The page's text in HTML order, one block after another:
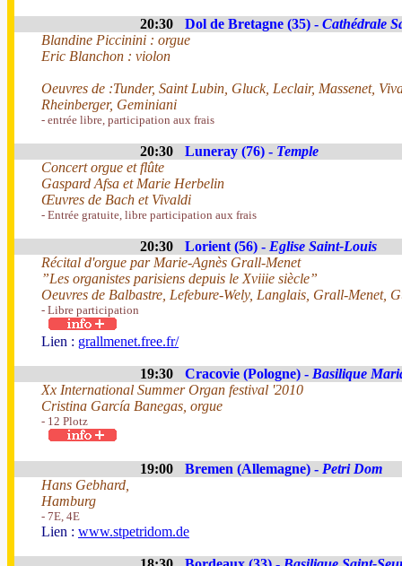
20:30 Dol de Bretagne (35) - Cathédrale
Blandine Piccinini : orgue
Eric Blanchon : violon
Oeuvres de :Tunder, Saint Lubin, Gluck, Leclair, Massenet,
Rheinberger, Geminiani
- entrée libre, participation aux frais
20:30 Luneray (76) - Temple
Concert orgue et flûte
Gaspard Afsa et Marie Herbelin
Œuvres de Bach et Vivaldi
- Entrée gratuite, libre participation aux frais
20:30 Lorient (56) - Eglise Saint-Louis
Récital d'orgue par Marie-Agnès Grall-Menet
”Les organistes parisiens depuis le Xviiie siècle”
Oeuvres de Balbastre, Lefebure-Wely, Langlais, Grall-Menet,
- Libre participation
Lien : grallmenet.free.fr/
19:30 Cracovie (Pologne) - Basilique
Xx International Summer Organ festival '2010
Cristina García Banegas, orgue
- 12 Plotz
19:00 Bremen (Allemagne) - Petri Dom
Hans Gebhard,
Hamburg
- 7E, 4E
Lien : www.stpetridom.de